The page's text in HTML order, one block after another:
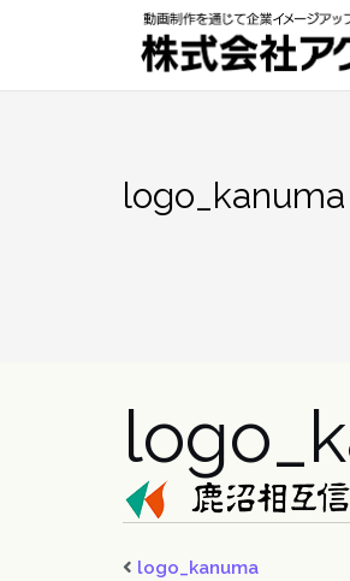
logo_kanuma
logo_kanuma